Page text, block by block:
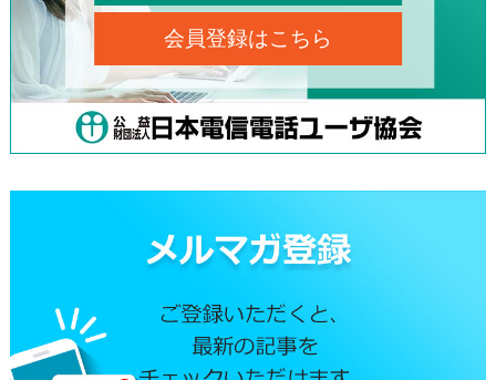
会員登録はこちら